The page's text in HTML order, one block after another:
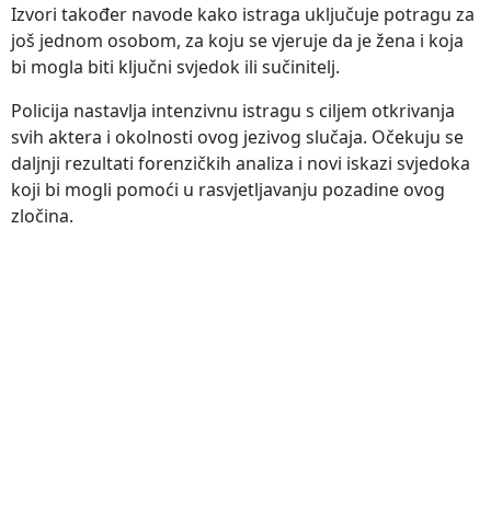
Izvori također navode kako istraga uključuje potragu za
još jednom osobom, za koju se vjeruje da je žena i koja
bi mogla biti ključni svjedok ili sučinitelj.
Policija nastavlja intenzivnu istragu s ciljem otkrivanja
svih aktera i okolnosti ovog jezivog slučaja. Očekuju se
daljnji rezultati forenzičkih analiza i novi iskazi svjedoka
koji bi mogli pomoći u rasvjetljavanju pozadine ovog
zločina.